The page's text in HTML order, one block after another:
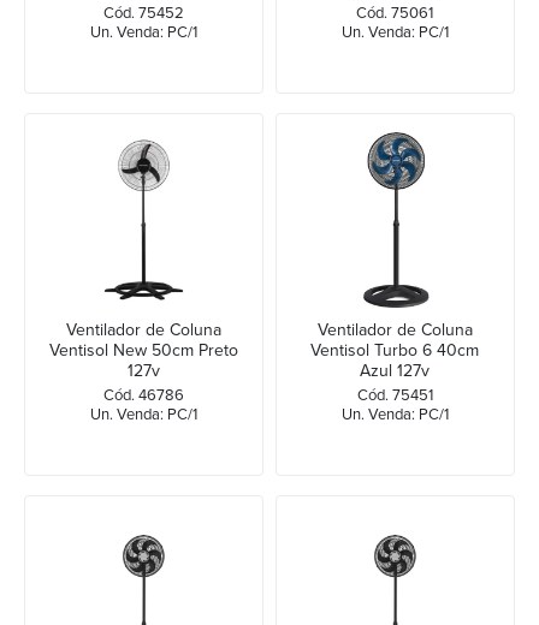
Cód. 75452
Un. Venda: PC/1
Cód. 75061
Un. Venda: PC/1
Ventilador de Coluna
Ventisol New 50cm Preto
127v
Cód. 46786
Un. Venda: PC/1
Ventilador de Coluna
Ventisol Turbo 6 40cm
Azul 127v
Cód. 75451
Un. Venda: PC/1